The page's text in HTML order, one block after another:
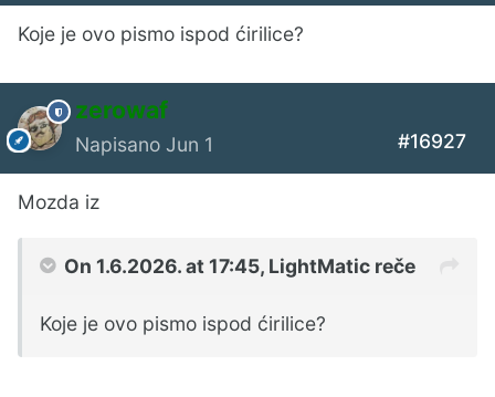
Koje je ovo pismo ispod ćirilice?
zerowaf
Napisano Jun 1 #16927
Mozda iz
On 1.6.2026. at 17:45, LightMatic reče
Koje je ovo pismo ispod ćirilice?